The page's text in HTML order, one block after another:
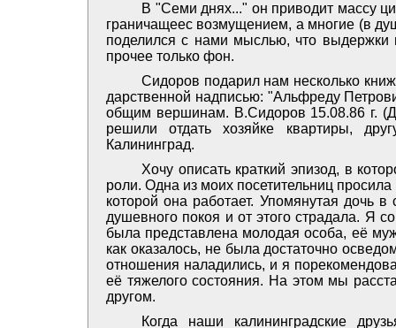
В "Семи днях..." он приводит массу
граничащеес возмущением, а многие (в
поделился с нами мыслью, что выдержки
прочее только фон.
Сидоров подарил нам несколько
дарственной надписью: "Альфреду
общим вершинам. В.Сидоров 15.08.86 г.
решили отдать хозяйке квартиры,
Калининград.
Хочу описать краткий эпизод, в
роли. Одна из моих посетительниц
которой она работает. Упомянутая дочь
душевного покоя и от этого страдала. Я
была представлена молодая особа, её
как оказалось, не была достаточно
отношения наладились, и я
её тяжелого состояния. На этом мы
другом.
Когда наши калининградские